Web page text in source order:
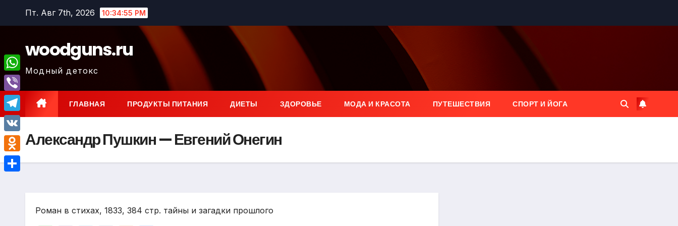
Перейти
Пт. Авг 7th, 2026 10:34:56 PM
woodguns.ru
Модный детокс
ГЛАВНАЯ ПРОДУКТЫ ПИТАНИЯ ДИЕТЫ ЗДОРОВЬЕ МОДА И КРАСОТА ПУТЕШЕСТВИЯ СПОРТ И ЙОГА
Александр Пушкин — Евгений Онегин
Роман в стихах, 1833, 384 стр. тайны и загадки прошлого
W
h
a
t
A
V
i
b
e
T
e
l
e
V
K
O